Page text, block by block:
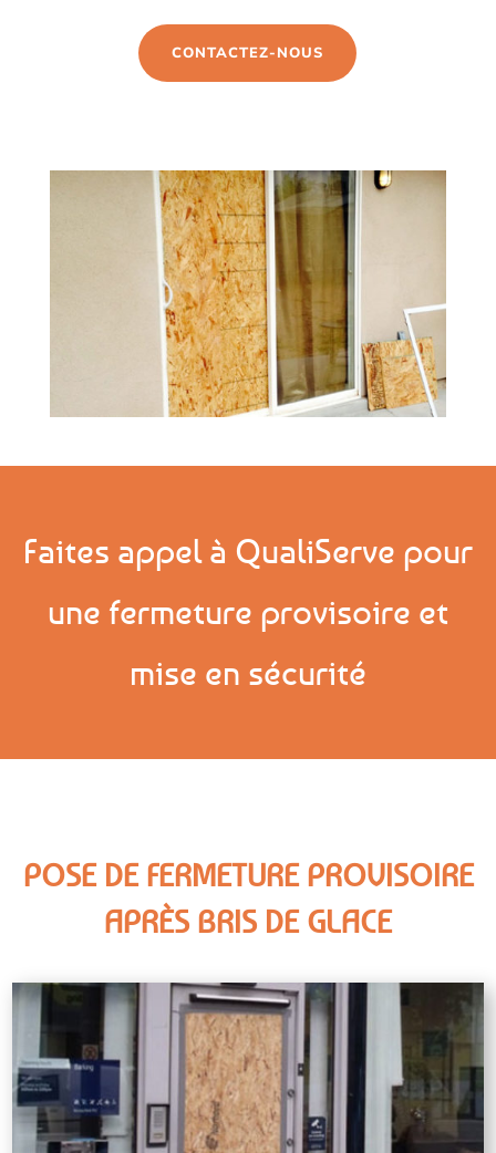
CONTACTEZ-NOUS
Faites appel à QualiServe pour
une fermeture provisoire et
mise en sécurité
POSE DE FERMETURE PROVISOIRE
APRÈS BRIS DE GLACE